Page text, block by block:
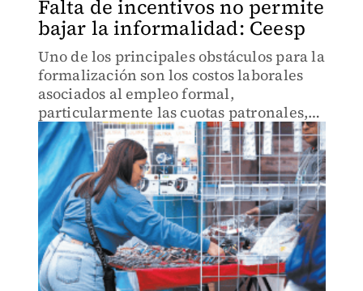
Falta de incentivos no permite
bajar la informalidad: Ceesp
Uno de los principales obstáculos para la
formalización son los costos laborales
asociados al empleo formal,
particularmente las cuotas patronales,
dice el grupo de expertos